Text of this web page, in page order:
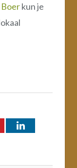
Boerkun je
LinkedIn